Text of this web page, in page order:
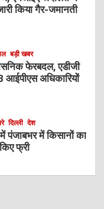
किया गैर-जमानती
बड़ी खबर
फेरबदल, एडीजी
अधिकारियों
दिल्ली देश
पंजाबभर में किसानों का
फ्री